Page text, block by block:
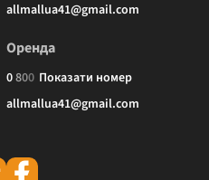
allmallua41@gmail.com
Оренда
0800 Показати номер
allmallua41@gmail.com